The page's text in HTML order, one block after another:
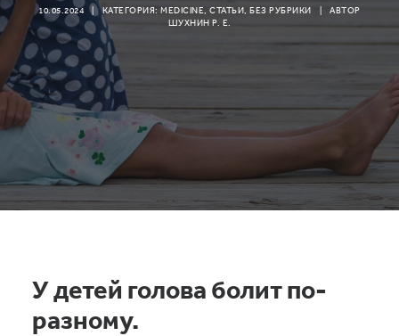
10.05.2024 КАТЕГОРИЯ:MEDICINE,СТАТЬИ,БЕЗ РУБРИКИ
АВТОР
ШУХНИН Р. Е.
У детей голова болит по-
разному.